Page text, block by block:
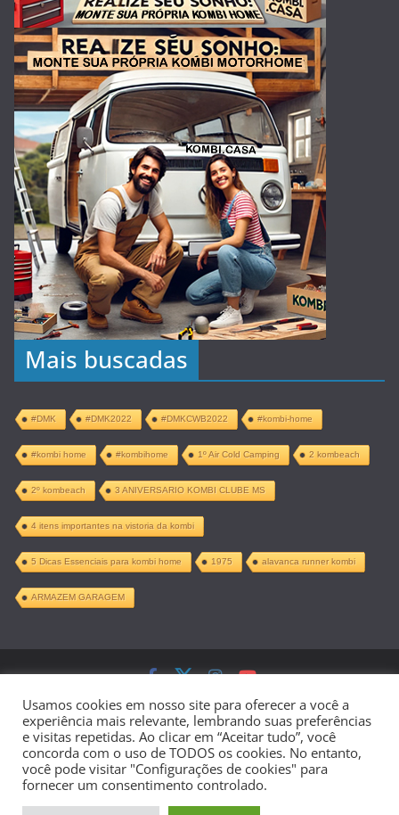
Mais buscadas
#DMK #DMK2022 #DMKCWB2022 #kombi-home
#kombi home #kombihome 1º Air Cold Camping 2 kombeach
2º kombeach 3 ANIVERSARIO KOMBI CLUBE MS
4 itens importantes na vistoria da kombi
5 Dicas Essenciais para kombi home 1975 alavanca runner kombi
ARMAZEM GARAGEM
Copyright © 2026Kombi Home –
Projeto Completo PDF. Todos os direitos
reservados.
Tema:ColorMagpor ThemeGrill.
Usamos cookies em nosso site para oferecer a você a
experiência mais relevante, lembrando suas preferências
e visitas repetidas. Ao clicar em “Aceitar tudo”, você
concorda com o uso de TODOS os cookies. No entanto,
você pode visitar "Configurações de cookies" para
fornecer um consentimento controlado.